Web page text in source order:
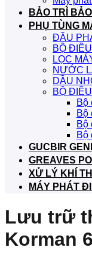
BẢO TRÌ
PHỤ TÙNG
ĐẦU
BỘ
LỌC
NƯỚC
DẦU
BỘ
Bộ
Bộ
Bộ
Bộ
GUCBIR
GREAVES
XỬ LÝ KHÍ
MÁY PHÁT
Lưu trữ
Korman